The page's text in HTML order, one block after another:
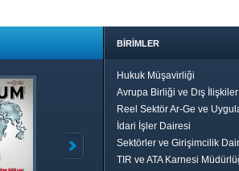
BİRİMLER
Hukuk Müşavirliği
Avrupa Birliği ve Dış
Reel Sektör Ar-Ge ve
İdari İşler Dairesi
Sektörler ve Girişimcilik
TIR ve ATA Karnesi